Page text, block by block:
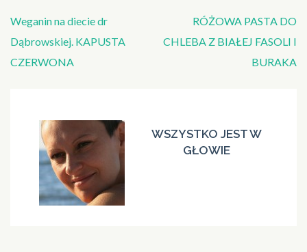
Nawigacja
wpisu
Weganin na diecie dr
Dąbrowskiej. KAPUSTA
CZERWONA
RÓŻOWA PASTA DO
CHLEBA Z BIAŁEJ FASOLI I
BURAKA
WSZYSTKO JEST W
GŁOWIE